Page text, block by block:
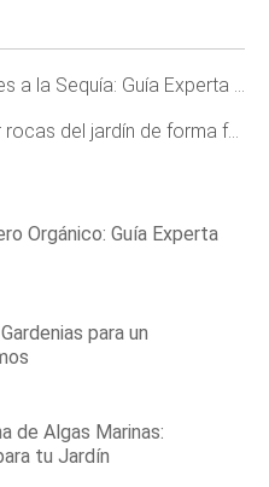
Experta para Jardines Sostenibles
jardín de forma fácil y eficiente
Orgánico: Guía Experta
para un
de Algas Marinas:
tu Jardín